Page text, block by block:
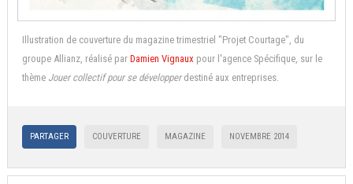
Illustration de couverture du magazine trimestriel "Projet Courtage", du
groupe Allianz, réalisé par Damien Vignaux pour l'agence Spécifique, sur le
thème Jouer collectif pour se développer destiné aux entreprises.
PARTAGER COUVERTURE MAGAZINE NOVEMBRE 2014